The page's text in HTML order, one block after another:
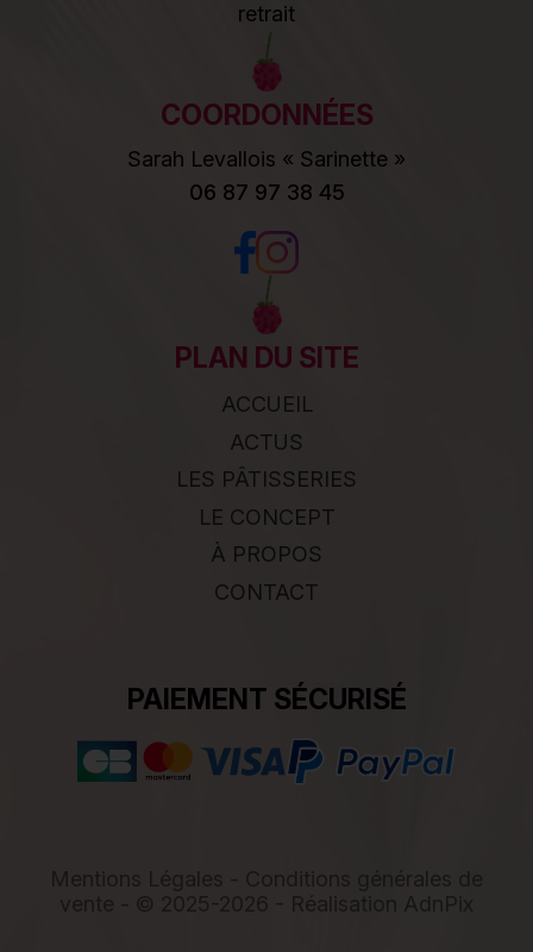
retrait
COORDONNÉES
Sarah Levallois « Sarinette »
06 87 97 38 45
PLAN DU SITE
ACCUEIL
ACTUS
LES PÂTISSERIES
LE CONCEPT
À PROPOS
CONTACT
PAIEMENT SÉCURISÉ
Mentions Légales - Conditions générales de
vente
- © 2025-2026 - Réalisation AdnPix